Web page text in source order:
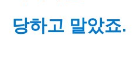
당하고 말았죠.